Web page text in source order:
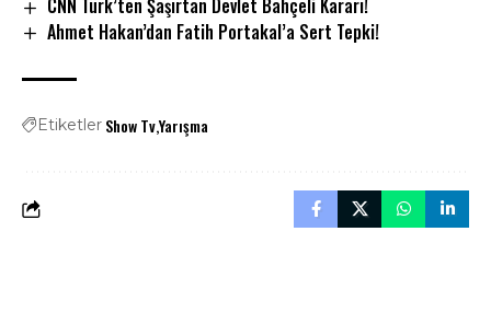
Ahmet Hakan’dan Fatih Portakal’a Sert Tepki!
Etiketler Show TvYarışma